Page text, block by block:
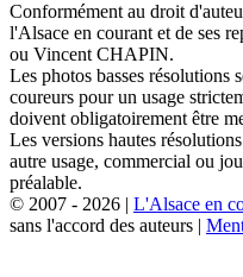
Conformément au droit
l'Alsace en courant et de ses
ou Vincent CHAPIN.
Les photos basses résolutions
coureurs pour un usage
doivent obligatoirement être
Les versions hautes
autre usage, commercial ou
préalable.
© 2007 - 2026 | L'Alsace en
sans l'accord des auteurs |